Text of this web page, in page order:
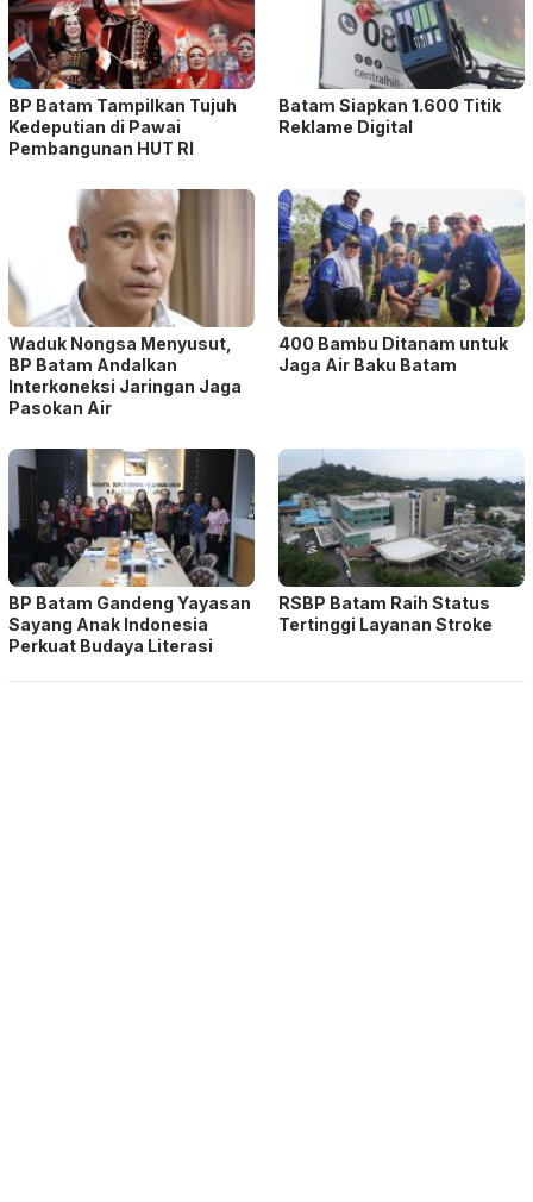
BP Batam Tampilkan Tujuh
Kedeputian di Pawai
Pembangunan HUT RI
Batam Siapkan 1.600 Titik
Reklame Digital
Waduk Nongsa Menyusut,
BP Batam Andalkan
Interkoneksi Jaringan Jaga
Pasokan Air
400 Bambu Ditanam untuk
Jaga Air Baku Batam
BP Batam Gandeng Yayasan
Sayang Anak Indonesia
Perkuat Budaya Literasi
RSBP Batam Raih Status
Tertinggi Layanan Stroke